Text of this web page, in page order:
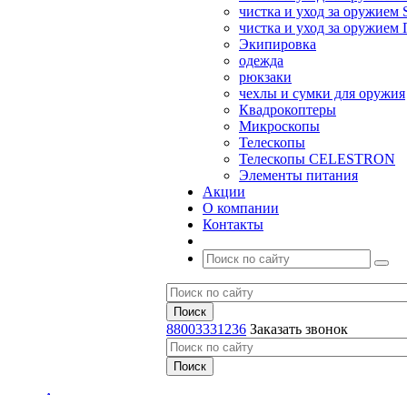
чистка и уход за оружием
чистка и уход за
Экипировка
одежда
рюкзаки
чехлы и сумки для оружия
Квадрокоптеры
Микроскопы
Телескопы
Телескопы CELESTRON
Элементы питания
Акции
О компании
Контакты
88003331236 Заказать звонок